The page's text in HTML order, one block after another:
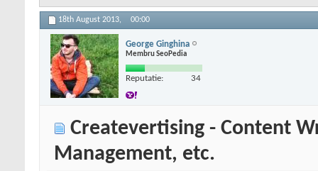
18th August 2013, 00:00
George Ginghina
Membru SeoPedia
Reputatie: 34
Createvertising - Content
Management, etc.